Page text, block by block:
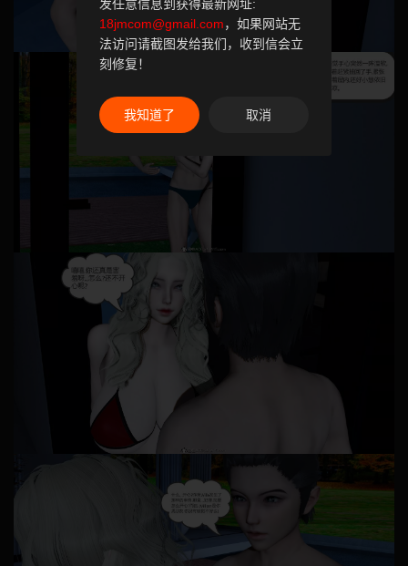
发任意信息到获得最新网址:
18jmcom@gmail.com，如果网站无
法访问请截图发给我们，收到信会立
刻修复！
我知道了 取消